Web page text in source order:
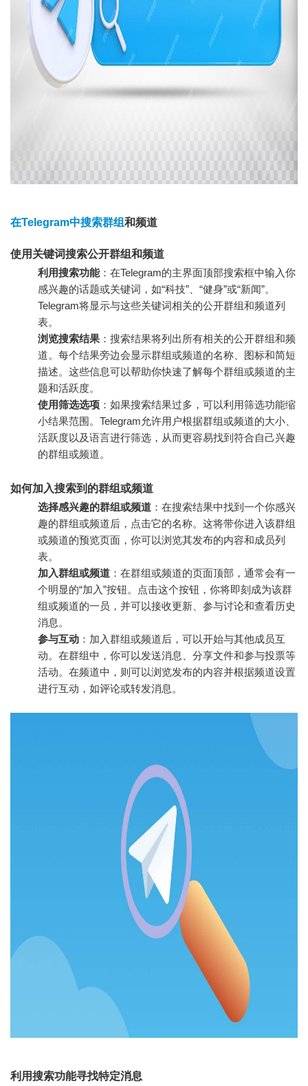
在Telegram中搜索群组和频道
使用关键词搜索公开群组和频道
利用搜索功能：在Telegram的主界面顶部搜索框中输入你
感兴趣的话题或关键词，如“科技”、“健身”或“新闻”。
Telegram将显示与这些关键词相关的公开群组和频道列
表。
浏览搜索结果 ：搜索结果将列出所有相关的公开群组和频
道。每个结果旁边会显示群组或频道的名称、图标和简短
描述。这些信息可以帮助你快速了解每个群组或频道的主
题和活跃度。
使用筛选选项 ：如果搜索结果过多，可以利用筛选功能缩
小结果范围。Telegram允许用户根据群组或频道的大小、
活跃度以及语言进行筛选，从而更容易找到符合自己兴趣
的群组或频道。
如何加入搜索到的群组或频道
选择感兴趣的群组或频道 ：在搜索结果中找到一个你感兴
趣的群组或频道后，点击它的名称。这将带你进入该群组
或频道的预览页面，你可以浏览其发布的内容和成员列
表。
加入群组或频道 ：在群组或频道的页面顶部，通常会有一
个明显的“加入”按钮。点击这个按钮，你将即刻成为该群
组或频道的一员，并可以接收更新、参与讨论和查看历史
消息。
参与互动 ：加入群组或频道后，可以开始与其他成员互
动。在群组中，你可以发送消息、分享文件和参与投票等
活动。在频道中，则可以浏览发布的内容并根据频道设置
进行互动，如评论或转发消息。
利用搜索功能寻找特定消息